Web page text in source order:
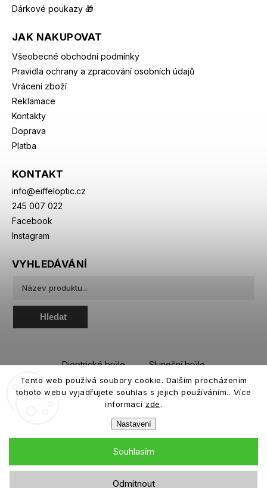
Tento web používá soubory cookie. Dalším procházením
tohoto webu vyjadřujete souhlas s jejich používáním.. Více
informací zde.
Nastavení
Odmítnout
Souhlasím
Dárkové poukazy 🎁
JAK NAKUPOVAT
Všeobecné obchodní podmínky
Pravidla ochrany a zpracování osobních údajů
Vrácení zboží
Reklamace
Kontakty
Doprava
Platba
KONTAKT
info@eiffeloptic.cz
245 007 022
Facebook
Instagram
VYHLEDÁVÁNÍ
Hledat
Dioptrické brýle
Sluneční brýle
Sportovní brýle
Kontaktní čočky
Roztoky a oční kapky
Copyright 2026eiffeloptic.cz. Všechna práva vyhrazena.